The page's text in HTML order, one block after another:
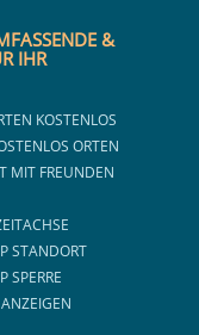
&
IHR
KOSTENLOS
ORTEN
MIT FREUNDEN
STANDORT
SPERRE